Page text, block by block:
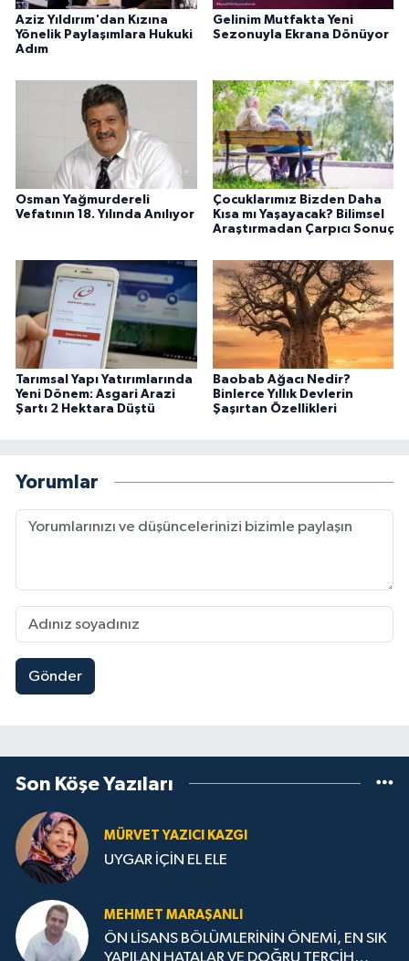
Aziz Yıldırım'dan Kızına
Yönelik Paylaşımlara Hukuki
Adım
Gelinim Mutfakta Yeni
Sezonuyla Ekrana Dönüyor
Osman Yağmurdereli
Vefatının 18. Yılında Anılıyor
Çocuklarımız Bizden Daha
Kısa mı Yaşayacak? Bilimsel
Araştırmadan Çarpıcı Sonuç
Tarımsal Yapı Yatırımlarında
Yeni Dönem: Asgari Arazi
Şartı 2 Hektara Düştü
Baobab Ağacı Nedir?
Binlerce Yıllık Devlerin
Şaşırtan Özellikleri
Yorumlar
Gönder
Son Köşe Yazıları
MÜRVET YAZICI KAZGI
UYGAR İÇİN EL ELE
MEHMET MARAŞANLI
ÖN LİSANS BÖLÜMLERİNİN ÖNEMİ, EN SIK
YAPILAN HATALAR VE DOĞRU TERCİH